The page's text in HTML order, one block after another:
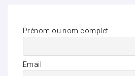
Prénom ou nom complet
Email